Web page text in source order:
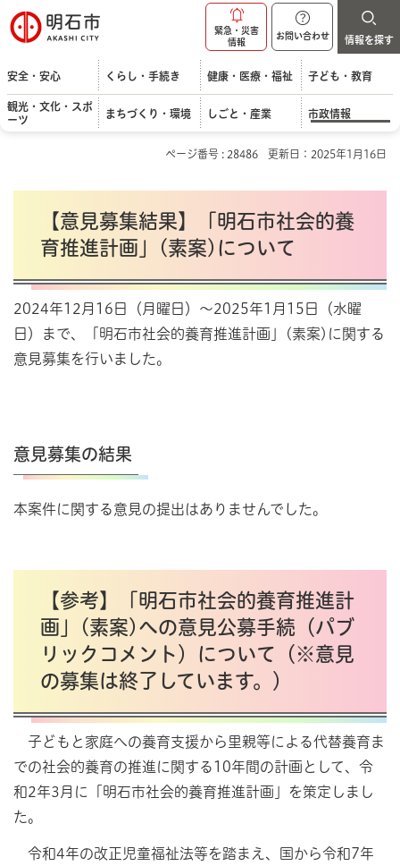
明石市
緊急・災害
情報
お問い合わせ 情報を探す
安全・安心 くらし・手続き 健康・医療・福祉 子ども・教育
観光・文化・スポ
ーツ
まちづくり・環境 しごと・産業 市政情報
ページ番号 : 28486 更新日：2025年1月16日
【意見募集結果】「明石市社会的養
育推進計画」(素案)について
2024年12月16日（月曜日）～2025年1月15日（水曜
日）まで、「明石市社会的養育推進計画」(素案)に関する
意見募集を行いました。
意見募集の結果
本案件に関する意見の提出はありませんでした。
【参考】「明石市社会的養育推進計
画」(素案)への意見公募手続（パブ
リックコメント）について（※意見
の募集は終了しています。）
子どもと家庭への養育支援から里親等による代替養育ま
での社会的養育の推進に関する10年間の計画として、令
和2年3月に「明石市社会的養育推進計画」を策定しまし
た。
令和4年の改正児童福祉法等を踏まえ、国から令和7年